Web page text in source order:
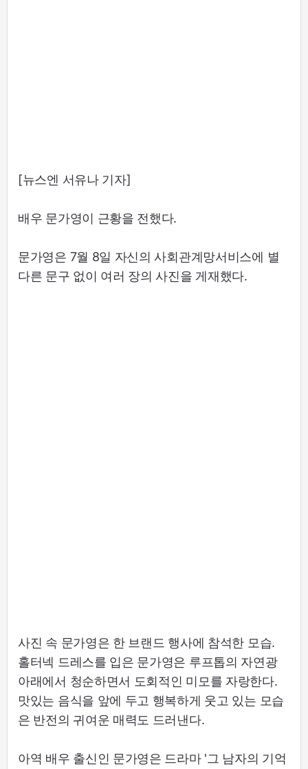
[뉴스엔 서유나 기자]
배우 문가영이 근황을 전했다.
문가영은 7월 8일 자신의 사회관계망서비스에 별
다른 문구 없이 여러 장의 사진을 게재했다.
사진 속 문가영은 한 브랜드 행사에 참석한 모습.
홀터넥 드레스를 입은 문가영은 루프톱의 자연광
아래에서 청순하면서 도회적인 미모를 자랑한다.
맛있는 음식을 앞에 두고 행복하게 웃고 있는 모습
은 반전의 귀여운 매력도 드러낸다.
아역 배우 출신인 문가영은 드라마 '그 남자의 기억